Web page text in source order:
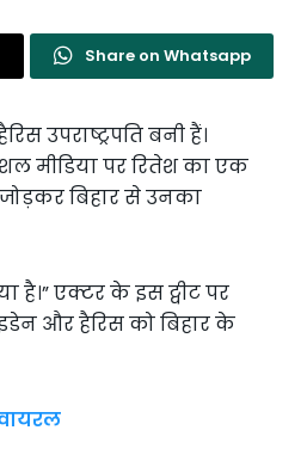
Share on Whatsapp
उपराष्ट्रपति बनी हैं।
मीडिया पर रितेश का एक
बिहार से उनका
है।” एक्टर के इस ट्वीट पर
और हैरिस को बिहार के